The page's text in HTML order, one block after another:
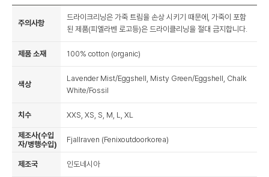
주의사항
드라이크리닝은 가죽 트림을 손상 시키기 때문에, 가죽이 포함
된 제품(피엘라벤 로고등)은 드라이클리닝을 절대 금지합니다.
제품 소재 100% cotton (organic)
색상
Lavender Mist/Eggshell, Misty Green/Eggshell, Chalk
White/Fossil
치수 XXS, XS, S, M, L, XL
제조사(수입
자/병행수입)
Fjallraven (Fenixoutdoorkorea)
제조국 인도네시아